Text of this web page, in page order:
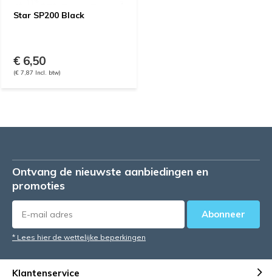
Star SP200 Black
€ 6,50
(€ 7,87 Incl. btw)
Ontvang de nieuwste aanbiedingen en
promoties
Abonneer
* Lees hier de wettelijke beperkingen
Klantenservice